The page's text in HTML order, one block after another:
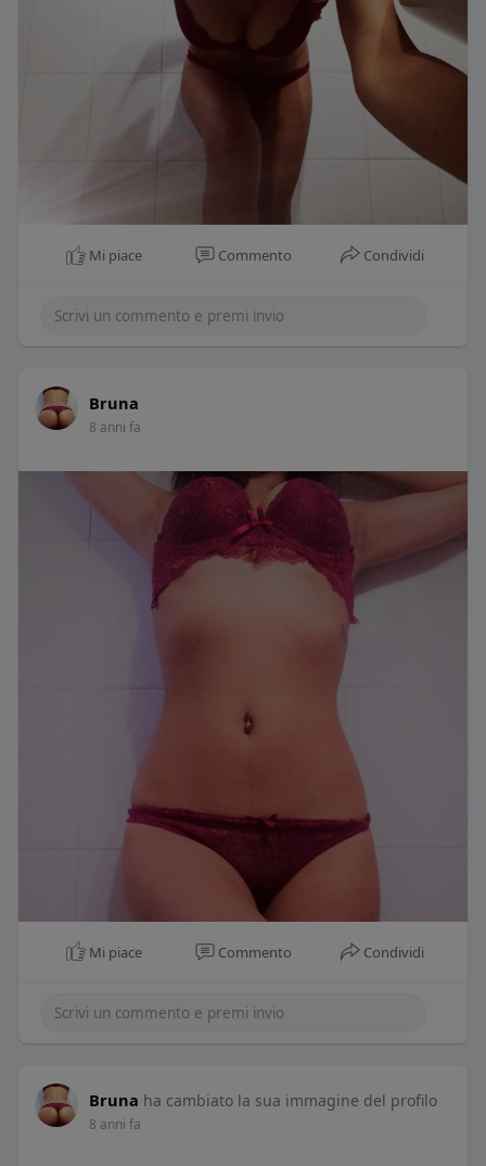
Mi piace Commento Condividi
Bruna
8 anni fa
Mi piace Commento Condividi
Bruna ha cambiato la sua immagine del profilo
8 anni fa